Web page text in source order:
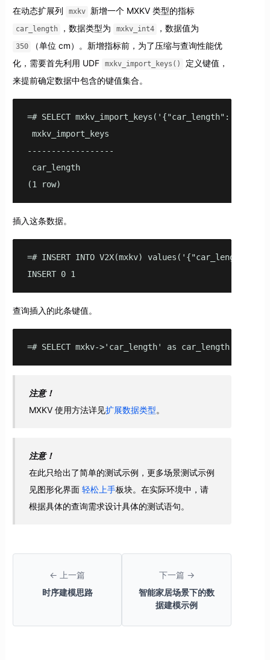
在动态扩展列 mxkv 新增一个 MXKV 类型的指标
car_length ，数据类型为 mxkv_int4 ，数据值为
350
（单位 cm）。新增指标前，为了压缩与查询性能优
化，需要首先利用 UDF
mxkv_import_keys()
定义键值，
来提前确定数据中包含的键值集合。
=# SELECT mxkv_import_keys('{"car_length": 350}');
mxkv_import_keys
------------------
car_length
(1 row)
插入这条数据。
=# INSERT INTO V2X(mxkv)
INSERT 0 1
查询插入的此条键值。
=# SELECT mxkv->'car_length' as car_length FROM
注意！
MXKV 使用方法详见扩展数据类型。
注意！
在此只给出了简单的测试示例，更多场景测试示例
见图形化界面轻松上手板块。在实际环境中，请
根据具体的查询需求设计具体的测试语句。
← 上一篇
时序建模思路
下一篇 →
智能家居场景下的数
据建模示例